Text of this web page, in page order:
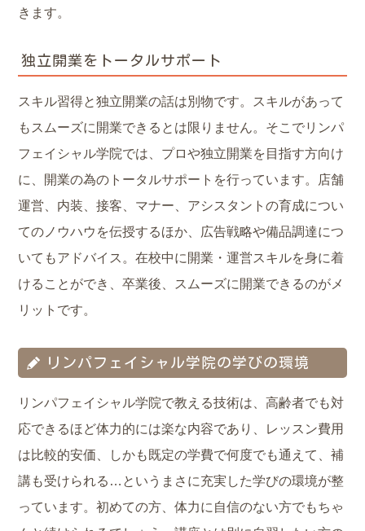
きます。
独立開業をトータルサポート
スキル習得と独立開業の話は別物です。スキルがあって
もスムーズに開業できるとは限りません。そこでリンパ
フェイシャル学院では、プロや独立開業を目指す方向け
に、開業の為のトータルサポートを行っています。店舗
運営、内装、接客、マナー、アシスタントの育成につい
てのノウハウを伝授するほか、広告戦略や備品調達につ
いてもアドバイス。在校中に開業・運営スキルを身に着
けることができ、卒業後、スムーズに開業できるのがメ
リットです。
リンパフェイシャル学院の学びの環境
リンパフェイシャル学院で教える技術は、高齢者でも対
応できるほど体力的には楽な内容であり、レッスン費用
は比較的安価、しかも既定の学費で何度でも通えて、補
講も受けられる…というまさに充実した学びの環境が整
っています。初めての方、体力に自信のない方でもちゃ